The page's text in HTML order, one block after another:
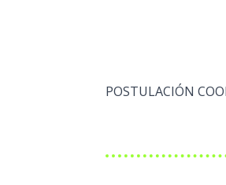
POSTULACIÓN